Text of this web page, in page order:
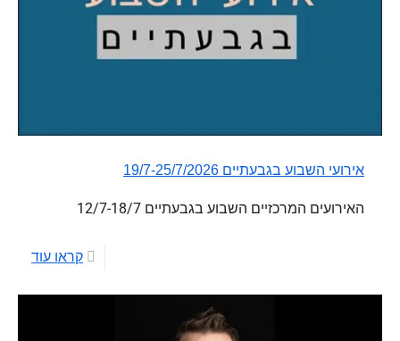
אירועי השבוע בגבעתיים 19/7-25/7/2026
האירועים המרכזיים השבוע בגבעתיים 12/7-18/7
קראו עוד